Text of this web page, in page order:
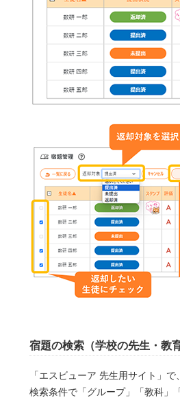
宿題の検索（学校の先生・教
「エスビューア 先生用サイト」
検索条件で「グループ」「教科」